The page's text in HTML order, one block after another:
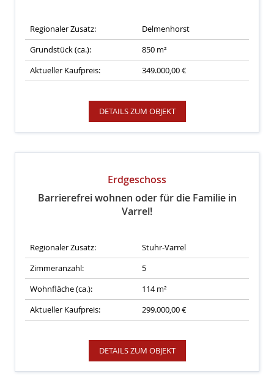
Regionaler Zusatz:
Delmenhorst
Grundstück (ca.):
850 m²
Aktueller Kaufpreis:
349.000,00 €
DETAILS ZUM OBJEKT
Erdgeschoss
Barrierefrei wohnen oder für die Familie in
Varrel!
Regionaler Zusatz:
Stuhr-Varrel
Zimmeranzahl:
5
Wohnfläche (ca.):
114 m²
Aktueller Kaufpreis:
299.000,00 €
DETAILS ZUM OBJEKT